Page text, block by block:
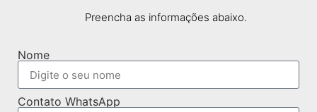
Preencha as informações abaixo.
Nome
Contato WhatsApp